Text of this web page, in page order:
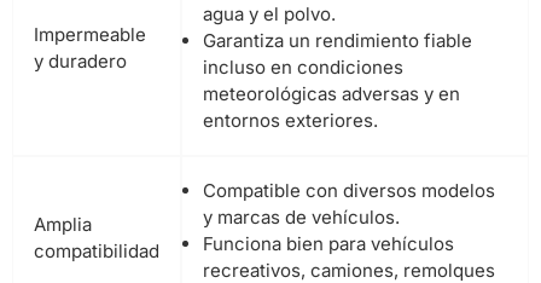
Impermeable
y duradero
agua y el polvo.
Garantiza un rendimiento fiable
incluso en condiciones
meteorológicas adversas y en
entornos exteriores.
Amplia
compatibilidad
Compatible con diversos modelos
y marcas de vehículos.
Funciona bien para vehículos
recreativos, camiones, remolques